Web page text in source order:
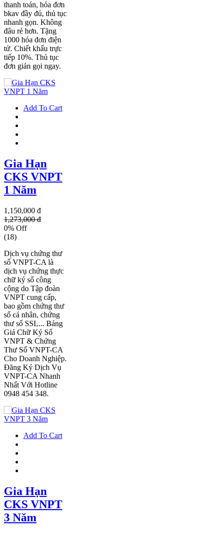
thanh toán, hóa đơn
bkav đầy đủ, thủ tục
nhanh gọn. Không
đâu rẻ hơn. Tặng
1000 hóa đơn điện
tử. Chiết khấu trực
tiếp 10%. Thủ tục
đơn giản gọi ngay.
Add To Cart
Gia Hạn
CKS VNPT
1 Năm
1,150,000 đ
1,273,000 đ
0% Off
(18)
Dịch vụ chứng thư
số VNPT-CA là
dịch vụ chứng thực
chữ ký số công
cộng do Tập đoàn
VNPT cung cấp,
bao gồm chứng thư
số cá nhân, chứng
thư số SSL... Bảng
Giá Chữ Ký Số
VNPT & Chứng
Thư Số VNPT-CA
Cho Doanh Nghiệp.
Đăng Ký Dịch Vụ
VNPT-CA Nhanh
Nhất Với Hotline
0948 454 348.
Add To Cart
Gia Hạn
CKS VNPT
3 Năm